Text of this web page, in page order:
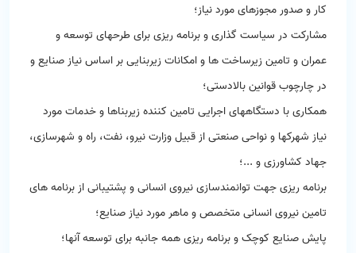
کار و صدور مجوزهای مورد نیاز؛
مشارکت در سیاست گذاری و برنامه ریزی برای طرحهای توسعه و
عمران و تامین زیرساخت ها و امکانات زیربنایی بر اساس نیاز صنایع و
در چارچوب قوانین بالادستی؛
همکاری با دستگاههای اجرایی تامین کننده زیربناها و خدمات مورد
نیاز شهرکها و نواحی صنعتی از قبیل وزارت نیرو، نفت، راه و شهرسازی،
جهاد کشاورزی و ...؛
برنامه ریزی جهت توانمندسازی نیروی انسانی و پشتیبانی از برنامه های
تامین نیروی انسانی متخصص و ماهر مورد نیاز صنایع؛
پایش صنایع کوچک و برنامه ریزی همه جانبه برای توسعه آنها؛